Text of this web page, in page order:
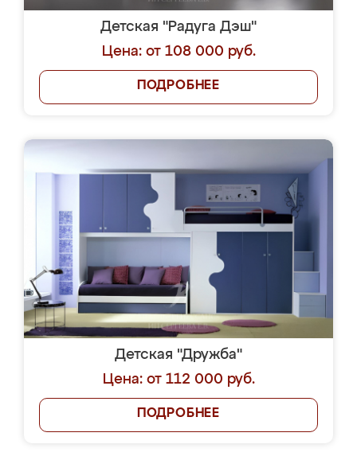
Детская "Радуга Дэш"
Цена: от 108 000 руб.
ПОДРОБНЕЕ
Детская "Дружба"
Цена: от 112 000 руб.
ПОДРОБНЕЕ